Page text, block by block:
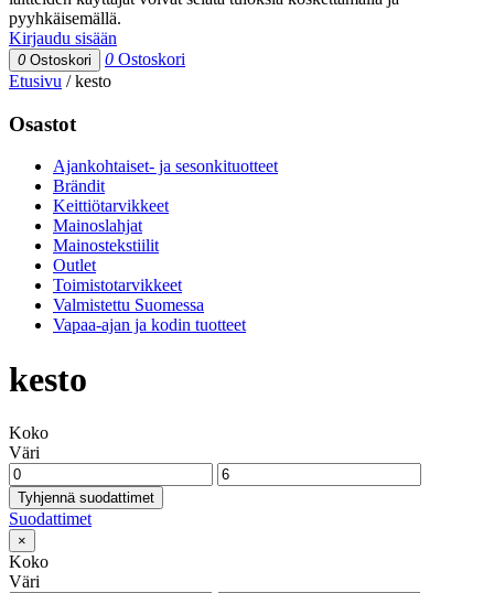
pyyhkäisemällä.
Kirjaudu sisään
0 Ostoskori 0 Ostoskori
Etusivu /kesto
Osastot
Ajankohtaiset- ja sesonkituotteet
Brändit
Keittiötarvikkeet
Mainoslahjat
Mainostekstiilit
Outlet
Toimistotarvikkeet
Valmistettu Suomessa
Vapaa-ajan ja kodin tuotteet
kesto
Koko
Väri
Tyhjennä suodattimet
Suodattimet
×
Koko
Väri